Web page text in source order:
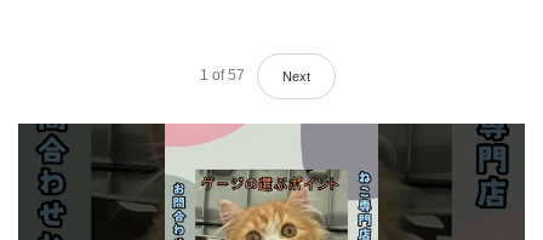
1 of 57 Next